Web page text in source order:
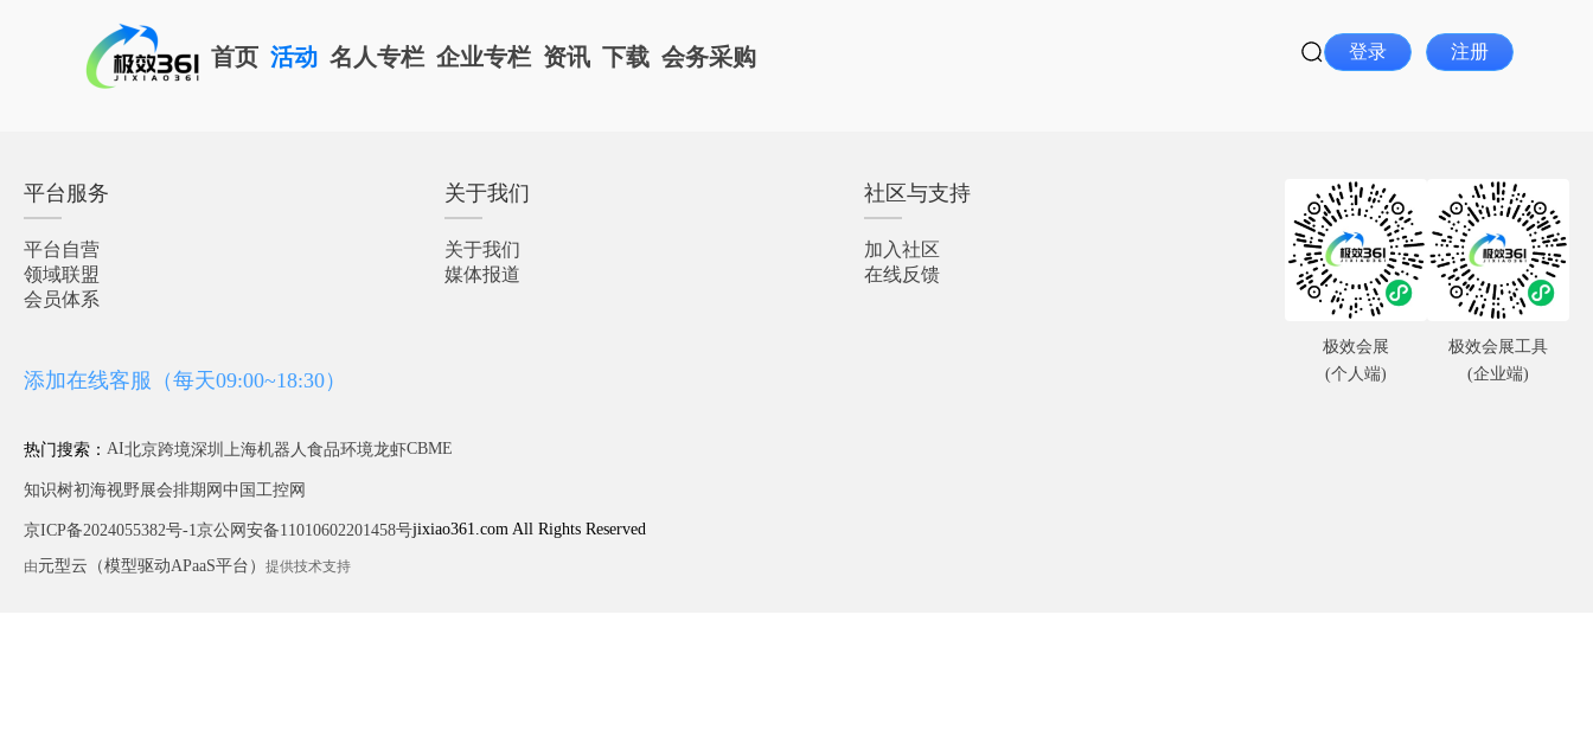
首页 活动 名人专栏 企业专栏 资讯 下载 会务采购 登录 注册
平台服务
平台自营
领域联盟
会员体系
关于我们
关于我们
媒体报道
社区与支持
加入社区
在线反馈
添加在线客服（每天09:00~18:30）
热门搜索： AI北京跨境深圳 上海机器人食品环境龙虾CBME
知识树初海视野展会排期网 中国工控网
京ICP备2024055382号-1京公网安备11010602201458号jixiao361.com All Rights Reserved
由元型云（模型驱动APaaS平台） 提供技术支持
极效会展
(个人端)
极效会展工具
(企业端)